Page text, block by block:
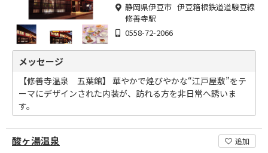
静岡県伊豆市 伊豆箱根鉄道道駿豆線
修善寺駅
0558-72-2066
メッセージ
【修善寺温泉 五葉館】 華やかで煌びやかな“江戸屋敷”をテ
ーマにデザインされた内装が、訪れる方を非日常へ誘いま
す。
酸ヶ湯温泉 追加